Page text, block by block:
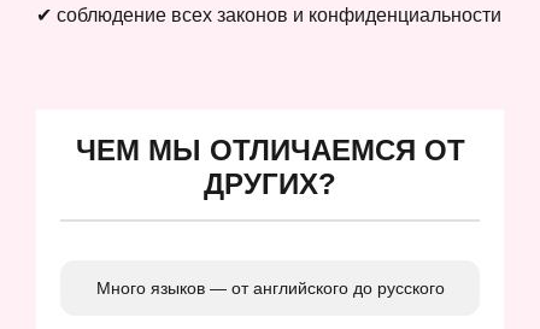
✔ соблюдение всех законов и конфиденциальности
ЧЕМ МЫ ОТЛИЧАЕМСЯ ОТ
ДРУГИХ?
Много языков — от английского до русского